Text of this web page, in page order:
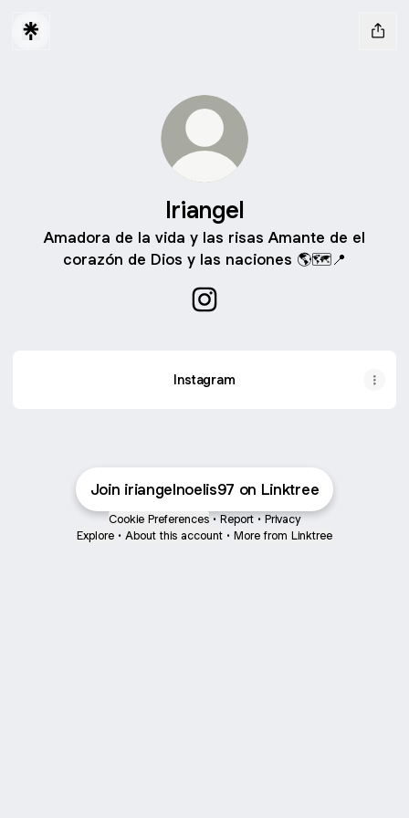
Iriangel
Amadora de la vida y las risas Amante de el
corazón de Dios y las naciones 🌎🗺️📍
Instagram
Join iriangelnoelis97 on Linktree
Cookie Preferences • Report • Privacy
Explore • About this account • More from Linktree